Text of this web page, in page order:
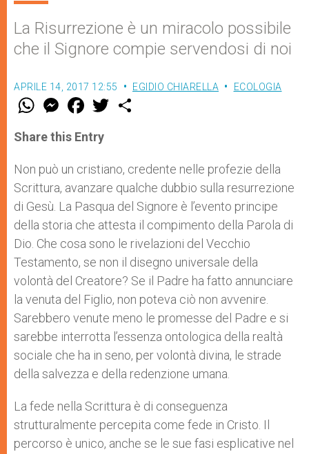
La Risurrezione è un miracolo possibile
che il Signore compie servendosi di noi
APRILE 14, 2017 12:55 EGIDIO CHIARELLA ECOLOGIA
W
t
s
p
p
M
e
s
e
g
e
r
F
a
e
b
o
k
w
r
Share this Entry
Non può un cristiano, credente nelle profezie della
Scrittura, avanzare qualche dubbio sulla resurrezione
di Gesù. La Pasqua del Signore è l’evento principe
della storia che attesta il compimento della Parola di
Dio. Che cosa sono le rivelazioni del Vecchio
Testamento, se non il disegno universale della
volontà del Creatore? Se il Padre ha fatto annunciare
la venuta del Figlio, non poteva ciò non avvenire.
Sarebbero venute meno le promesse del Padre e si
sarebbe interrotta l’essenza ontologica della realtà
sociale che ha in seno, per volontà divina, le strade
della salvezza e della redenzione umana.
La fede nella Scrittura è di conseguenza
strutturalmente percepita come fede in Cristo. Il
percorso è unico, anche se le sue fasi esplicative nel